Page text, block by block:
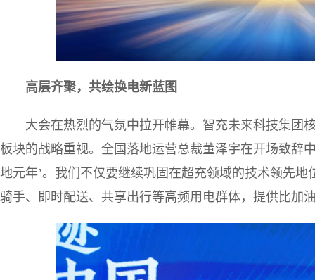
高层齐聚，共绘换电新蓝图
大会在热烈的气氛中拉开帷幕。智充未来科技集团
板块的战略重视。全国落地运营总裁董泽宇在开场致辞
地元年’。我们不仅要继续巩固在超充领域的技术领先
骑手、即时配送、共享出行等高频用电群体，提供比加